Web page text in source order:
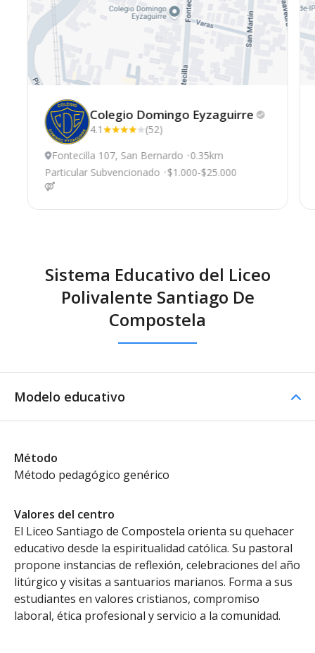
Colegio Domingo Eyzaguirre
4.1
(52)
Fontecilla 107, San Bernardo 0.35km
Particular Subvencionado $1.000-$25.000
Sistema Educativo del Liceo
Polivalente Santiago De
Compostela
Modelo educativo
Método
Método pedagógico genérico
Valores del centro
El Liceo Santiago de Compostela orienta su quehacer
educativo desde la espiritualidad católica. Su pastoral
propone instancias de reflexión, celebraciones del año
litúrgico y visitas a santuarios marianos. Forma a sus
estudiantes en valores cristianos, compromiso
laboral, ética profesional y servicio a la comunidad.